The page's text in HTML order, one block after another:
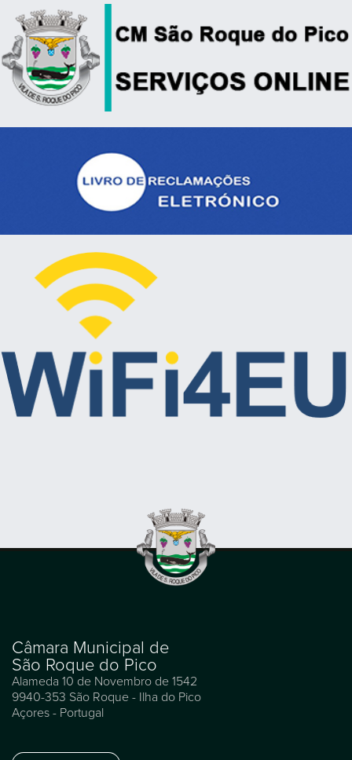
Câmara Municipal de
São Roque do Pico
Alameda 10 de Novembro de 1542
9940-353 São Roque - Ilha do Pico
Açores - Portugal